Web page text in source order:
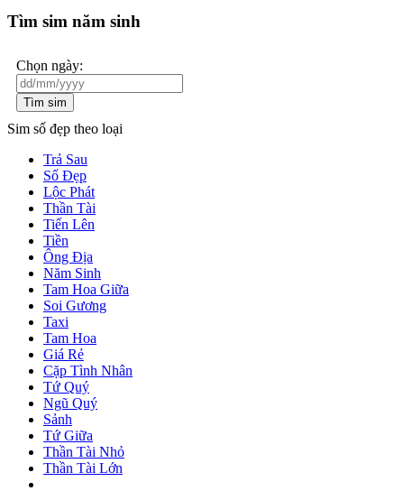
Tìm sim năm sinh
Chọn ngày:
Tìm sim
Sim số đẹp theo loại
Trả Sau
Số Đẹp
Lộc Phát
Thần Tài
Tiến Lên
Tiền
Ông Địa
Năm Sinh
Tam Hoa Giữa
Soi Gương
Taxi
Tam Hoa
Giá Rẻ
Cặp Tình Nhân
Tứ Quý
Ngũ Quý
Sảnh
Tứ Giữa
Thần Tài Nhỏ
Thần Tài Lớn